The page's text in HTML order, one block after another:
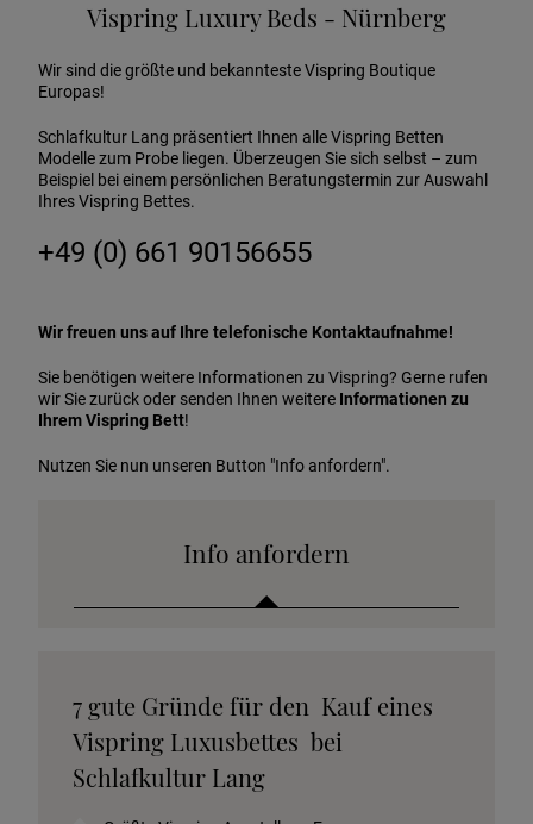
Vispring Luxury Beds - Nürnberg
Wir sind die größte und bekannteste Vispring Boutique
Europas!
Schlafkultur Lang präsentiert Ihnen alle Vispring Betten
Modelle zum Probe liegen. Überzeugen Sie sich selbst – zum
Beispiel bei einem persönlichen Beratungstermin zur Auswahl
Ihres Vispring Bettes.
+49 (0) 661 90156655
Wir freuen uns auf Ihre telefonische Kontaktaufnahme!
Sie benötigen weitere Informationen zu Vispring? Gerne rufen
wir Sie zurück oder senden Ihnen weitere Informationen zu
Ihrem Vispring Bett!
Nutzen Sie nun unseren Button "Info anfordern".
Info anfordern
Stoffkollektion anfordern
Telefonische Beratung anfordern
7 gute Gründe für den Kauf eines
Vispring Luxusbettes bei
Schlafkultur Lang